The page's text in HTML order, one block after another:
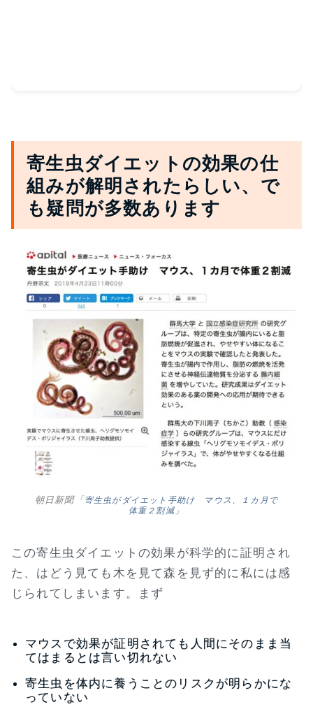
寄生虫ダイエットの効果の仕
組みが解明されたらしい、で
も疑問が多数あります
朝日新聞「 寄生虫がダイエット手助け マウス、１カ月で
体重２割減」
この寄生虫ダイエットの効果が科学的に証明され
た、はどう見ても木を見て森を見ず的に私には感
じられてしまいます。まず
マウスで効果が証明されても人間にそのまま当
てはまるとは言い切れない
寄生虫を体内に養うことのリスクが明らかにな
っていない